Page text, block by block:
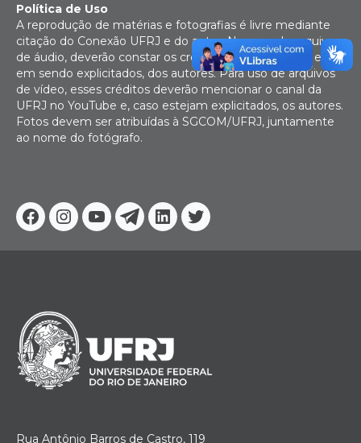
Facebook
Instagram
YoutubeTelegram
Linkedin
Twitter
Política de Uso
A reprodução de matérias e fotografias é livre mediante
citação do Conexão UFRJ e do autor. No caso de arquivos
de áudio, deverão constar os créditos da Rádio UFRJ e,
em sendo explicitados, dos autores. Para uso de arquivos
de vídeo, esses créditos deverão mencionar o canal da
UFRJ no YouTube e, caso estejam explicitados, os autores.
Fotos devem ser atribuídas à SGCOM/UFRJ, juntamente
ao nome do fotógrafo.
Rua Antônio Barros de Castro, 119